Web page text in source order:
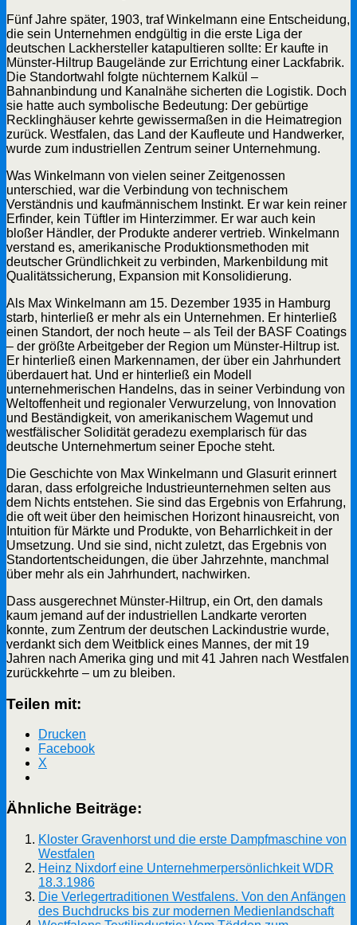
Fünf Jahre später, 1903, traf Winkelmann eine Entscheidung,
die sein Unternehmen endgültig in die erste Liga der
deutschen Lackhersteller katapultieren sollte: Er kaufte in
Münster-Hiltrup Baugelände zur Errichtung einer Lackfabrik.
Die Standortwahl folgte nüchternem Kalkül –
Bahnanbindung und Kanalnähe sicherten die Logistik. Doch
sie hatte auch symbolische Bedeutung: Der gebürtige
Recklinghäuser kehrte gewissermaßen in die Heimatregion
zurück. Westfalen, das Land der Kaufleute und Handwerker,
wurde zum industriellen Zentrum seiner Unternehmung.
Was Winkelmann von vielen seiner Zeitgenossen
unterschied, war die Verbindung von technischem
Verständnis und kaufmännischem Instinkt. Er war kein reiner
Erfinder, kein Tüftler im Hinterzimmer. Er war auch kein
bloßer Händler, der Produkte anderer vertrieb. Winkelmann
verstand es, amerikanische Produktionsmethoden mit
deutscher Gründlichkeit zu verbinden, Markenbildung mit
Qualitätssicherung, Expansion mit Konsolidierung.
Als Max Winkelmann am 15. Dezember 1935 in Hamburg
starb, hinterließ er mehr als ein Unternehmen. Er hinterließ
einen Standort, der noch heute – als Teil der BASF Coatings
– der größte Arbeitgeber der Region um Münster-Hiltrup ist.
Er hinterließ einen Markennamen, der über ein Jahrhundert
überdauert hat. Und er hinterließ ein Modell
unternehmerischen Handelns, das in seiner Verbindung von
Weltoffenheit und regionaler Verwurzelung, von Innovation
und Beständigkeit, von amerikanischem Wagemut und
westfälischer Solidität geradezu exemplarisch für das
deutsche Unternehmertum seiner Epoche steht.
Die Geschichte von Max Winkelmann und Glasurit erinnert
daran, dass erfolgreiche Industrieunternehmen selten aus
dem Nichts entstehen. Sie sind das Ergebnis von Erfahrung,
die oft weit über den heimischen Horizont hinausreicht, von
Intuition für Märkte und Produkte, von Beharrlichkeit in der
Umsetzung. Und sie sind, nicht zuletzt, das Ergebnis von
Standortentscheidungen, die über Jahrzehnte, manchmal
über mehr als ein Jahrhundert, nachwirken.
Dass ausgerechnet Münster-Hiltrup, ein Ort, den damals
kaum jemand auf der industriellen Landkarte verorten
konnte, zum Zentrum der deutschen Lackindustrie wurde,
verdankt sich dem Weitblick eines Mannes, der mit 19
Jahren nach Amerika ging und mit 41 Jahren nach Westfalen
zurückkehrte – um zu bleiben.
Teilen mit:
Drucken
Facebook
X
Ähnliche Beiträge:
Kloster Gravenhorst und die erste Dampfmaschine von
Westfalen
Heinz Nixdorf eine Unternehmerpersönlichkeit WDR
18.3.1986
Die Verlegertraditionen Westfalens. Von den Anfängen
des Buchdrucks bis zur modernen Medienlandschaft